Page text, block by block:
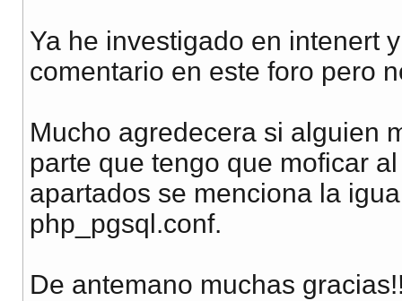
Ya he investigado en intenert
comentario en este foro pero
Mucho agredecera si alguien
parte que tengo que moficar
apartados se menciona la
php_pgsql.conf.
De antemano muchas